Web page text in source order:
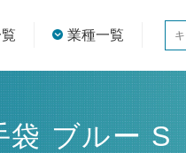
業種一覧
袋 ブルー S